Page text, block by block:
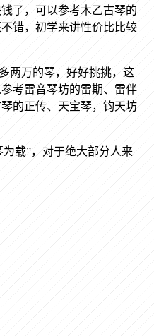
了，可以参考木乙古琴的
错，初学来讲性价比比较
两万的琴，好好挑挑，这
考雷音琴坊的雷期、雷伴
的正传、天宝琴，钧天坊
为载”，对于绝大部分人来